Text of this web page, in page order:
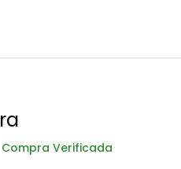
Compra Verificada